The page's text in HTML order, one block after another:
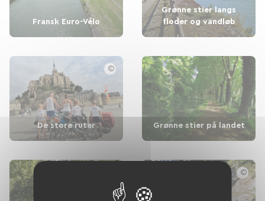
Fransk Euro-Vélo
Grønne stier langs
floder og vandløb
©
De store ruter Grønne stier på landet
©